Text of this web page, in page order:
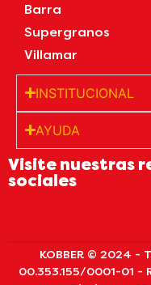
Barra
Supergranos
Villamar
INSTITUCIONAL
AYUDA
Visite nuestras
sociales
KOBBER © 2024 -
00.353.155/0001-01 -